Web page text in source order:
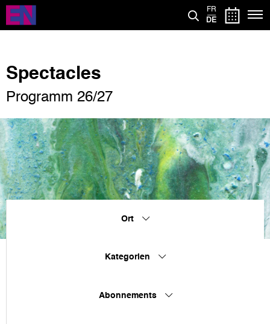
Direkt
zum
Inhalt
FR
DE
Spectacles
Programm 26/27
Ort
Kategorien
Abonnements